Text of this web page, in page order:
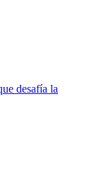
desafía la